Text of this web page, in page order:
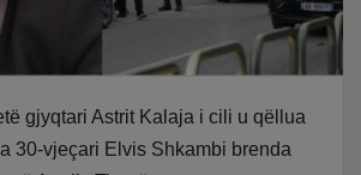
gjyqtari Astrit Kalaja i cili u qëllua
30-vjeçari Elvis Shkambi brenda